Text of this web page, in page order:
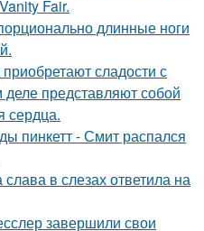
Fair.
длинные ноги
сладости с
представляют собой
сердца.
пинкетт - Смит распался
в слезах ответила на
завершили свои